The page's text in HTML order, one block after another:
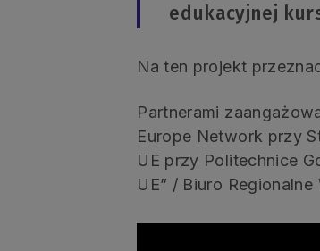
edukacyjnej
Na ten projekt
Partnerami
Europe Network przy
UE przy Politechnice
UE” / Biuro